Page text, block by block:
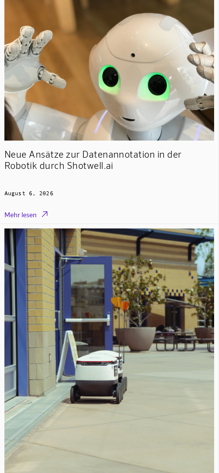
Neue Ansätze zur Datenannotation in der
Robotik durch Shotwell.ai
August 6, 2026
Mehr lesen 